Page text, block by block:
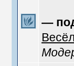
—